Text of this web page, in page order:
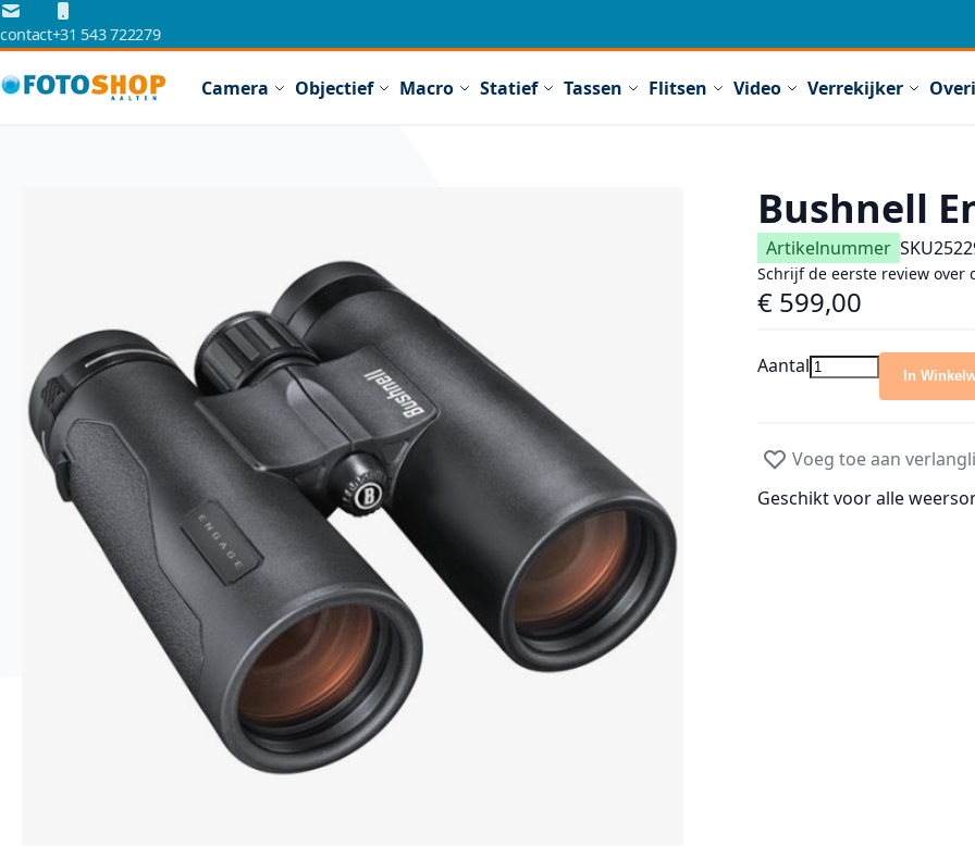
Ga naar de inhoud
contact+31 543 722279
Camera Objectief Macro Statief Tassen Flitsen Video Verrekijker
Bushnell
Artikelnummer SKU
Schrijf de eerste review over
€ 599,00
Aantal In
Voeg toe aan
Geschikt voor alle